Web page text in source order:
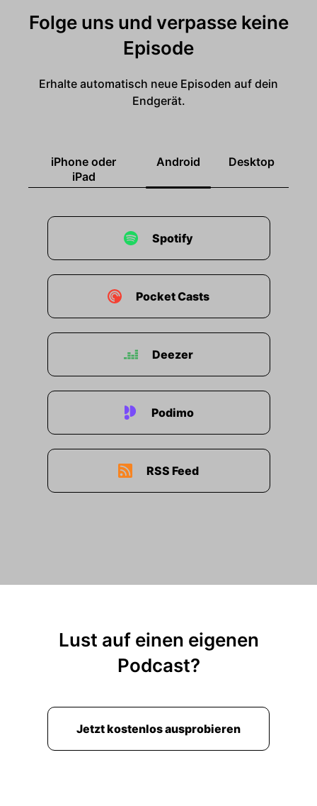
Folge uns und verpasse keine
Episode
Erhalte automatisch neue Episoden auf dein
Endgerät.
iPhone oder
iPad
Android Desktop
Spotify
Pocket Casts
Deezer
Podimo
RSS Feed
Lust auf einen eigenen
Podcast?
Jetzt kostenlos ausprobieren